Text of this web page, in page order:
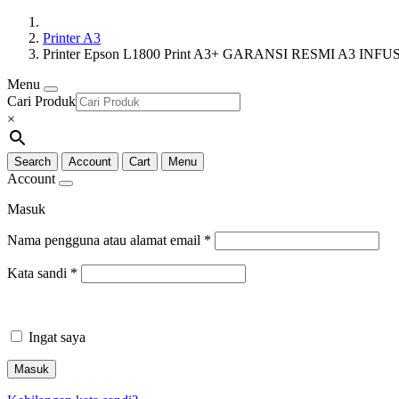
Printer A3
Printer Epson L1800 Print A3+ GARANSI RESMI A3
Menu
Cari Produk
×
Search Account Cart Menu
Account
Masuk
Nama pengguna atau alamat email *
Kata sandi *
Ingat saya
Masuk